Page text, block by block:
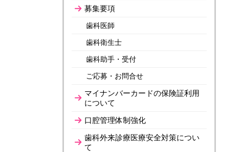
募集要項
歯科医師
歯科衛生士
歯科助手・受付
ご応募・お問合せ
マイナンバーカードの保険証利用
について
口腔管理体制強化
歯科外来診療医療安全対策につい
て